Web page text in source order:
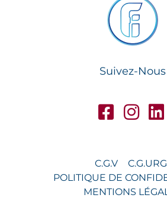
Suivez-Nous
C.G.V C.G.U
POLITIQUE DE
MENTIONS